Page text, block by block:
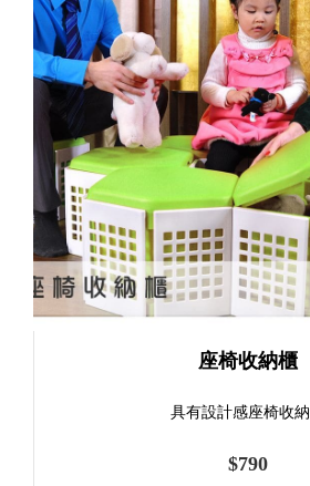
座椅收納櫃
具有設計感座椅收
$790